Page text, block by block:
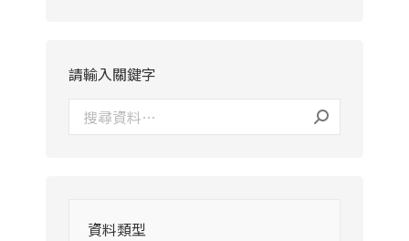
請輸入關鍵字
資料類型